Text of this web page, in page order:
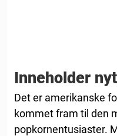
Inneholder
Det er amerikanske
kommet fram til den
popkornentusiaster.